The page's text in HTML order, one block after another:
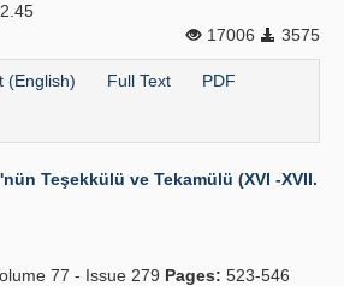
17006
3575
(English) Full Text PDF
Teşekkülü ve Tekamülü (XVI -XVII.
77 - Issue 279 Pages: 523-546